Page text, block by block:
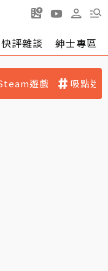
快評雜談 紳士專區
遊戲 吸點迷